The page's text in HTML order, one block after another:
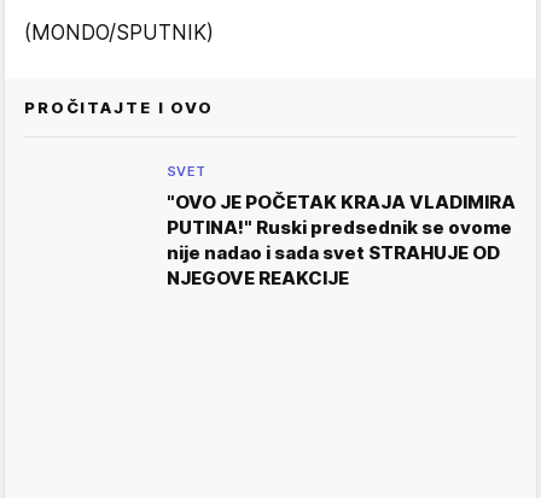
(MONDO/SPUTNIK)
PROČITAJTE I OVO
SVET
"OVO JE POČETAK KRAJA VLADIMIRA
PUTINA!" Ruski predsednik se ovome
nije nadao i sada svet STRAHUJE OD
NJEGOVE REAKCIJE